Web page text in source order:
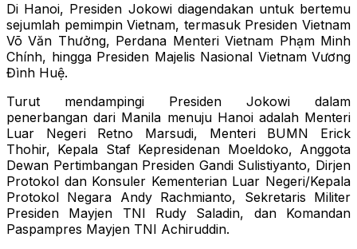
Di Hanoi, Presiden Jokowi diagendakan untuk bertemu
sejumlah pemimpin Vietnam, termasuk Presiden Vietnam
Võ Văn Thưởng, Perdana Menteri Vietnam Phạm Minh
Chính, hingga Presiden Majelis Nasional Vietnam Vương
Đình Huệ.
Turut mendampingi Presiden Jokowi dalam
penerbangan dari Manila menuju Hanoi adalah Menteri
Luar Negeri Retno Marsudi, Menteri BUMN Erick
Thohir, Kepala Staf Kepresidenan Moeldoko, Anggota
Dewan Pertimbangan Presiden Gandi Sulistiyanto, Dirjen
Protokol dan Konsuler Kementerian Luar Negeri/Kepala
Protokol Negara Andy Rachmianto, Sekretaris Militer
Presiden Mayjen TNI Rudy Saladin, dan Komandan
Paspampres Mayjen TNI Achiruddin.